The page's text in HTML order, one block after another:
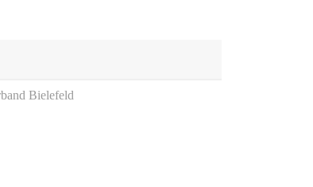
Bielefeld